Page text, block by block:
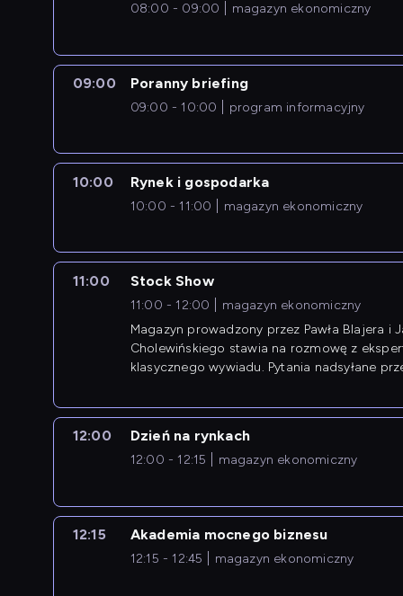
08:00 - 09:00 magazyn ekonomiczny
09:00 Poranny briefing
09:00 - 10:00 program informacyjny
10:00 Rynek i gospodarka
10:00 - 11:00 magazyn ekonomiczny
11:00 Stock Show
11:00 - 12:00
magazyn ekonomiczny
Magazyn prowadzony przez Pawła Blajera i
Cholewińskiego stawia na rozmowę z
klasycznego wywiadu. Pytania nadsyłane
12:00 Dzień na rynkach
12:00 - 12:15 magazyn ekonomiczny
12:15 Akademia mocnego biznesu
12:15 - 12:45 magazyn ekonomiczny